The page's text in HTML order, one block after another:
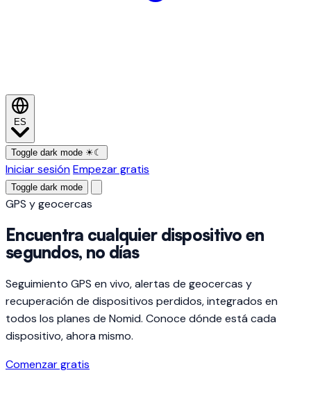
ES
Toggle dark mode ☀☾
Iniciar sesiónEmpezar gratis
Toggle dark mode
GPS y geocercas
Encuentra cualquier dispositivo en
segundos, no días
Seguimiento GPS en vivo, alertas de geocercas y
recuperación de dispositivos perdidos, integrados en
todos los planes de Nomid. Conoce dónde está cada
dispositivo, ahora mismo.
Comenzar gratis